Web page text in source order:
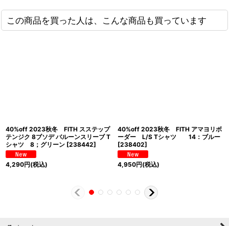
この商品を買った人は、こんな商品も買っています
40%off 2023秋冬 FITH スステップ
テンジク 8ブソデ バルーンスリーブ T
シャツ 8；グリーン [238442]
4,290円(税込)
40%off 2023秋冬 FITH アマヨリボ
ーダー L/S Tシャツ 14：ブルー
[238402]
4,950円(税込)